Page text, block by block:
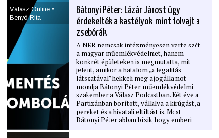
alkotás született, amely alapvetően
félrevezető képet mutat a magyarság
múltjáról, és a történettudomány elmúlt fél
évszázadának kutatási eredményeiből
szinte semmit nem tartalmaz. Az 1950-es
évek mondanivalója ez a 21. század
technológiájával elmesélve. Jó lenne, ha
nem maradna így évtizedekre.
Válasz Online •
Benyó Rita
Bátonyi Péter: Lázár Jánost úgy
érdekelték a kastélyok, mint tolvajt a
zsebórák
A NER nemcsak intézményesen verte szét
a magyar műemlékvédelmet, hanem
konkrét épületeken is megmutatta, mit
jelent, amikor a hatalom „a legalitás
látszatával” hekkeli meg a jogállamot –
mondja Bátonyi Péter műemlékvédelmi
szakember a Válasz Podcastban. Két éve a
Partizánban borított, vállalva a kirúgást, a
pereket és a hivatali eltiltást is. Most
Bátonyi Péter abban bízik, hogy emberi